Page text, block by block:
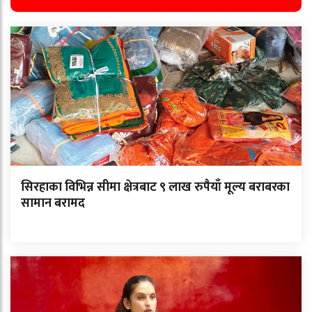
सिरहाका विभिन्न सीमा क्षेत्रबाट ९ लाख रुपैयाँ मूल्य बराबरका
सामान बरामद